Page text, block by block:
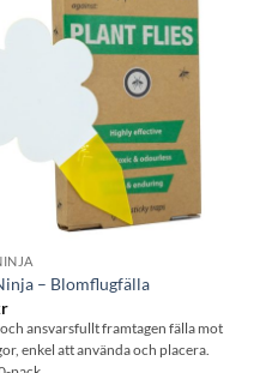
önskelistan
– Blomflugfälla
ansvarsfullt framtagen fälla mot
enkel att använda och placera.